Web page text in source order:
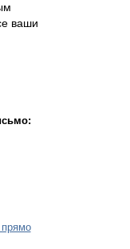
ваши